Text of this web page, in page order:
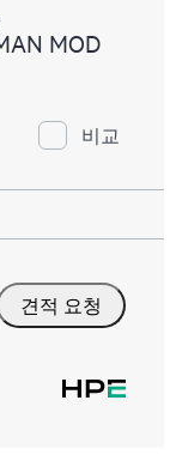
MOD
비교
견적 요청